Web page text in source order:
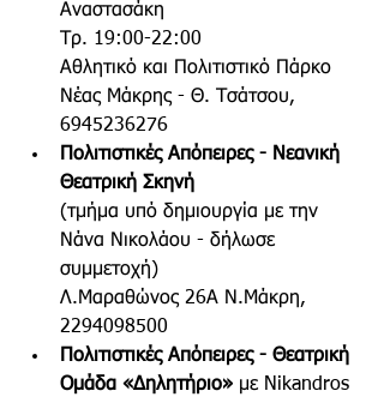
Αναστασάκη
Τρ. 19:00-22:00
Αθλητικό και Πολιτιστικό Πάρκο
Νέας Μάκρης - Θ. Τσάτσου,
6945236276
Πολιτιστικές Απόπειρες - Νεανική
Θεατρική Σκηνή
(τμήμα υπό δημιουργία με την
Νάνα Νικολάου - δήλωσε
συμμετοχή)
Λ.Μαραθώνος 26Α Ν.Μάκρη,
2294098500
Πολιτιστικές Απόπειρες - Θεατρική
Ομάδα «Δηλητήριο» με Nikandros